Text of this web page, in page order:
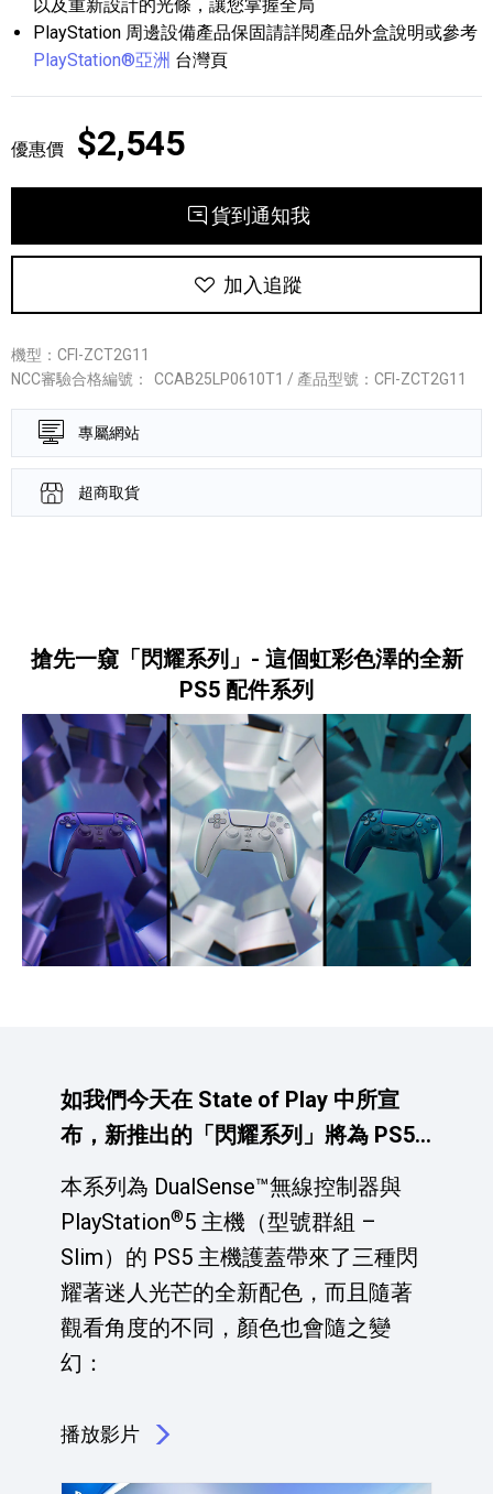
以及重新設計的光條，讓您掌握全局
PlayStation 周邊設備產品保固請詳閱產品外盒說明或參考
PlayStation®亞洲 台灣頁
優惠價 $2,545
貨到通知我
加入追蹤
機型：CFI-ZCT2G11
NCC審驗合格編號：
CCAB25LP0610T1 / 產品型號：CFI-ZCT2G11
專屬網站
超商取貨
搶先一窺「閃耀系列」- 這個虹彩色澤的全新
PS5 配件系列
如我們今天在 State of Play 中所宣
布，新推出的「閃耀系列」將為 PS5
配件家族引進全新美學。
本系列為 DualSense™無線控制器與
PlayStation®5 主機（型號群組 –
Slim）的 PS5 主機護蓋帶來了三種閃
耀著迷人光芒的全新配色，而且隨著
觀看角度的不同，顏色也會隨之變
幻：
播放影片